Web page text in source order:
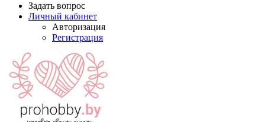
Задать вопрос
Личный кабинет
Авторизация
Регистрация